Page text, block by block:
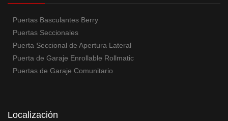
Puertas Basculantes Berry
Puertas Seccionales
Puerta Seccional de Apertura Lateral
Puerta de Garaje Enrollable Rollmatic
Puertas de Garaje Comunitario
Localización